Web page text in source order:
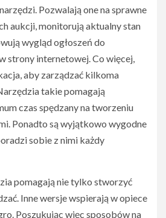
Pozwalają one na sprawne
aukcji, monitorują aktualny stan
wygląd ogłoszeń do
strony internetowej. Co więcej,
aby zarządzać kilkoma
takie pomagają
czas spędzany na tworzeniu
Ponadto są wyjątkowo wygodne
sobie z nimi każdy
pomagają nie tylko stworzyć
Inne wersje wspierają w opiece
Poszukując więc sposobów na